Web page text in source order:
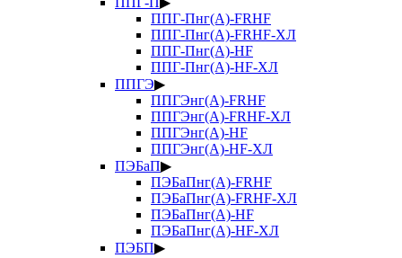
ППГ-Пнг(А)-FRHF
ППГ-Пнг(А)-FRHF-ХЛ
ППГ-Пнг(А)-HF
ППГ-Пнг(А)-HF-ХЛ
ППГЭ▶
ППГЭнг(А)-FRHF
ППГЭнг(А)-FRHF-ХЛ
ППГЭнг(А)-HF
ППГЭнг(А)-HF-ХЛ
ПЭБаП▶
ПЭБаПнг(А)-FRHF
ПЭБаПнг(А)-FRHF-ХЛ
ПЭБаПнг(А)-HF
ПЭБаПнг(А)-HF-ХЛ
ПЭБП▶